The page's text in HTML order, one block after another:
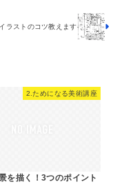
イラストのコツ教えます
2.ためになる美術講座
を描く！3つのポイント